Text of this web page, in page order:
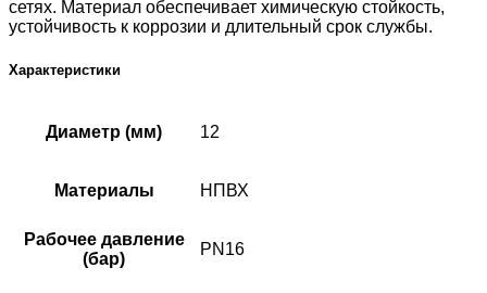
сетях. Материал обеспечивает химическую стойкость,
устойчивость к коррозии и длительный срок службы.
Характеристики
Диаметр (мм) 12
Материалы НПВХ
Рабочее давление
(бар)
PN16